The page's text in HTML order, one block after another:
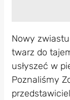
Nowy
twarz do
usłyszeć w
Poznaliśmy